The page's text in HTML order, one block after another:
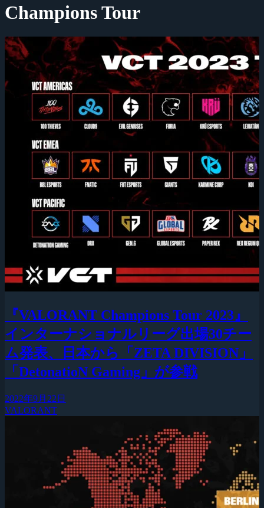
Champions Tour
『VALORANT Champions Tour 2023』
インターナショナルリーグ出場30チー
ム発表、日本から「ZETA DIVISION」
「DetonatioN Gaming」が参戦
2022年9月22日
VALORANT